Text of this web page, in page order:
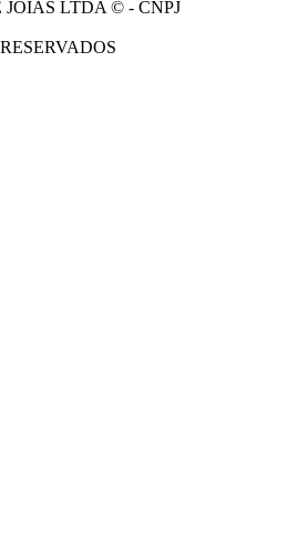
LTDA © - CNPJ